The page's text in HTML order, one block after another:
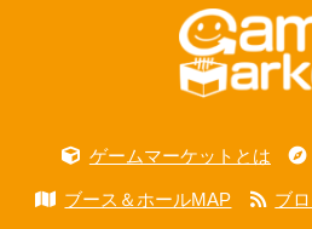
ゲームマーケットとは
ブース＆ホールMAP ブ